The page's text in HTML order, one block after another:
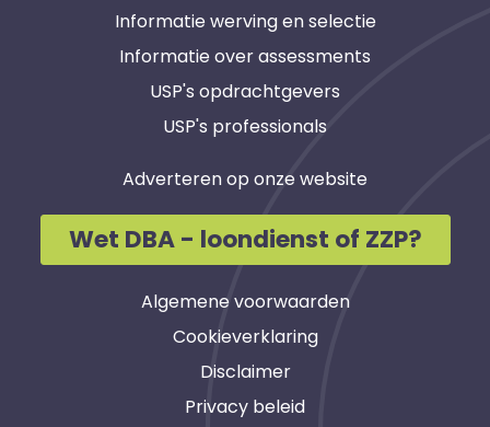
Informatie werving en selectie
Informatie over assessments
USP's opdrachtgevers
USP's professionals
Adverteren op onze website
Wet DBA - loondienst of ZZP?
Algemene voorwaarden
Cookieverklaring
Disclaimer
Privacy beleid